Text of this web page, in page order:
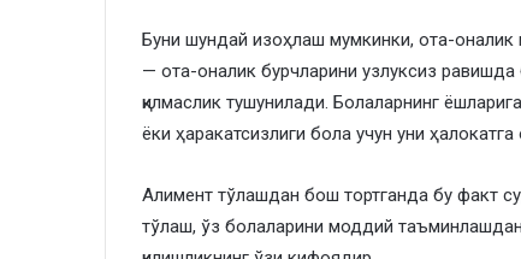
Буни шундай изоҳлаш мумкинки, ота-
— ота-оналик бурчларини узлуксиз
қилмаслик тушунилади. Болаларнинг
ёки ҳаракатсизлиги бола учун уни
Алимент тўлашдан бош тортганда бу факт
тўлаш, ўз болаларини моддий